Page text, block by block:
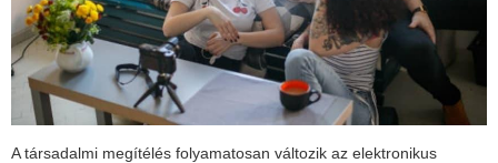
A társadalmi megítélés folyamatosan változik az elektronikus